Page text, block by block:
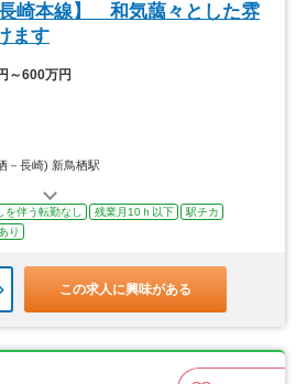
長崎本線】 和気藹々とした雰
ます
～600万円
－長崎) 新鳥栖駅
を伴う転勤なし 残業月10ｈ以下
駅チカ
り
この求人に興味がある